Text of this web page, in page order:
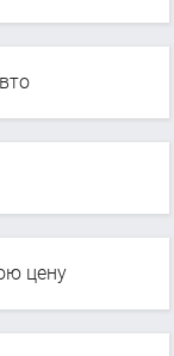
цену